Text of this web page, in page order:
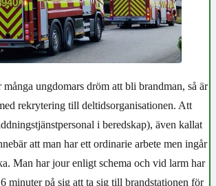
ungdomars dröm att bli brandman, så är
rekrytering till deltidsorganisationen. Att
i beredskap), även kallat
att man har ett ordinarie arbete men ingår
Man har jour enligt schema och vid larm har
minuter på sig att ta sig till brandstationen för